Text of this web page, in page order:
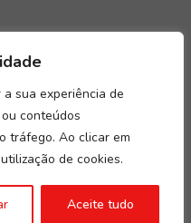
sua experiência de
conteúdos
tráfego. Ao clicar em
de cookies.
Aceite tudo
e condições
Política de